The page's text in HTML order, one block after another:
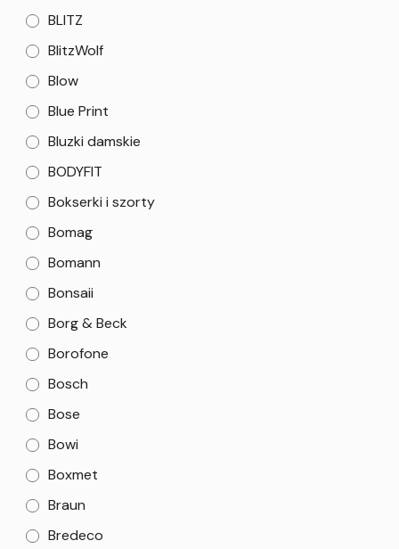
BLITZ
BlitzWolf
Blow
Blue Print
Bluzki damskie
BODYFIT
Bokserki i szorty
Bomag
Bomann
Bonsaii
Borg & Beck
Borofone
Bosch
Bose
Bowi
Boxmet
Braun
Bredeco